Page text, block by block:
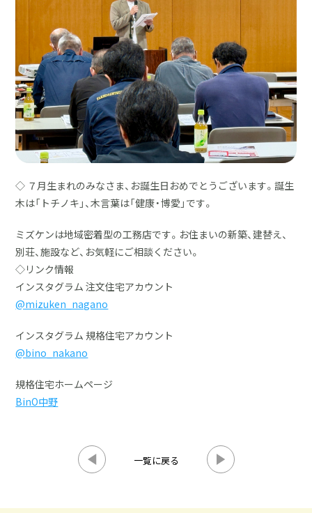
◇ ７月生まれのみなさま、お誕生日おめでとうございます。誕生
木は「トチノキ」、木言葉は「健康・博愛」です。
ミズケンは地域密着型の工務店です。お住まいの新築、建替え、
別荘、施設など、お気軽にご相談ください。
◇リンク情報
インスタグラム 注文住宅アカウント
@mizuken_nagano
インスタグラム 規格住宅アカウント
@bino_nakano
規格住宅ホームページ
BinO中野
一覧に戻る